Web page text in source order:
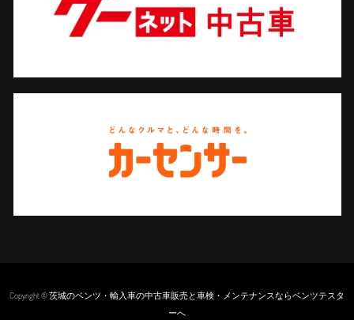
Copyright © 茨城のベンツ・輸入車の中古車販売と車検・メンテナンスならベンツテスタ
ーへ